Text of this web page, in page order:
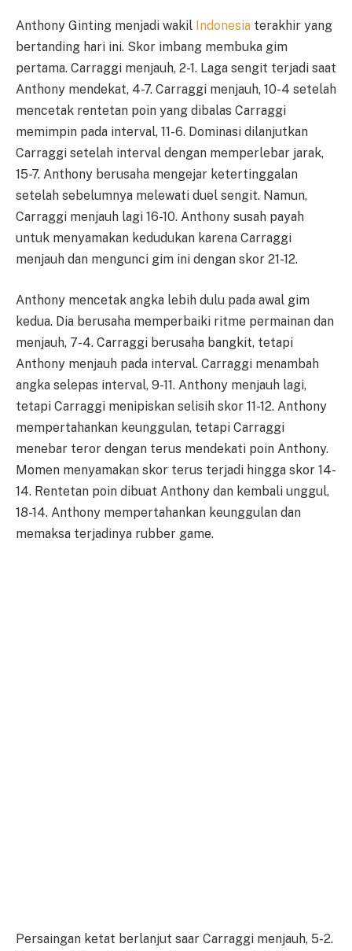
Anthony Ginting menjadi wakil Indonesia terakhir yang
bertanding hari ini. Skor imbang membuka gim
pertama. Carraggi menjauh, 2-1. Laga sengit terjadi saat
Anthony mendekat, 4-7. Carraggi menjauh, 10-4 setelah
mencetak rentetan poin yang dibalas Carraggi
memimpin pada interval, 11-6. Dominasi dilanjutkan
Carraggi setelah interval dengan memperlebar jarak,
15-7. Anthony berusaha mengejar ketertinggalan
setelah sebelumnya melewati duel sengit. Namun,
Carraggi menjauh lagi 16-10. Anthony susah payah
untuk menyamakan kedudukan karena Carraggi
menjauh dan mengunci gim ini dengan skor 21-12.
Anthony mencetak angka lebih dulu pada awal gim
kedua. Dia berusaha memperbaiki ritme permainan dan
menjauh, 7-4. Carraggi berusaha bangkit, tetapi
Anthony menjauh pada interval. Carraggi menambah
angka selepas interval, 9-11. Anthony menjauh lagi,
tetapi Carraggi menipiskan selisih skor 11-12. Anthony
mempertahankan keunggulan, tetapi Carraggi
menebar teror dengan terus mendekati poin Anthony.
Momen menyamakan skor terus terjadi hingga skor 14-
14. Rentetan poin dibuat Anthony dan kembali unggul,
18-14. Anthony mempertahankan keunggulan dan
memaksa terjadinya rubber game.
Persaingan ketat berlanjut saar Carraggi menjauh, 5-2.